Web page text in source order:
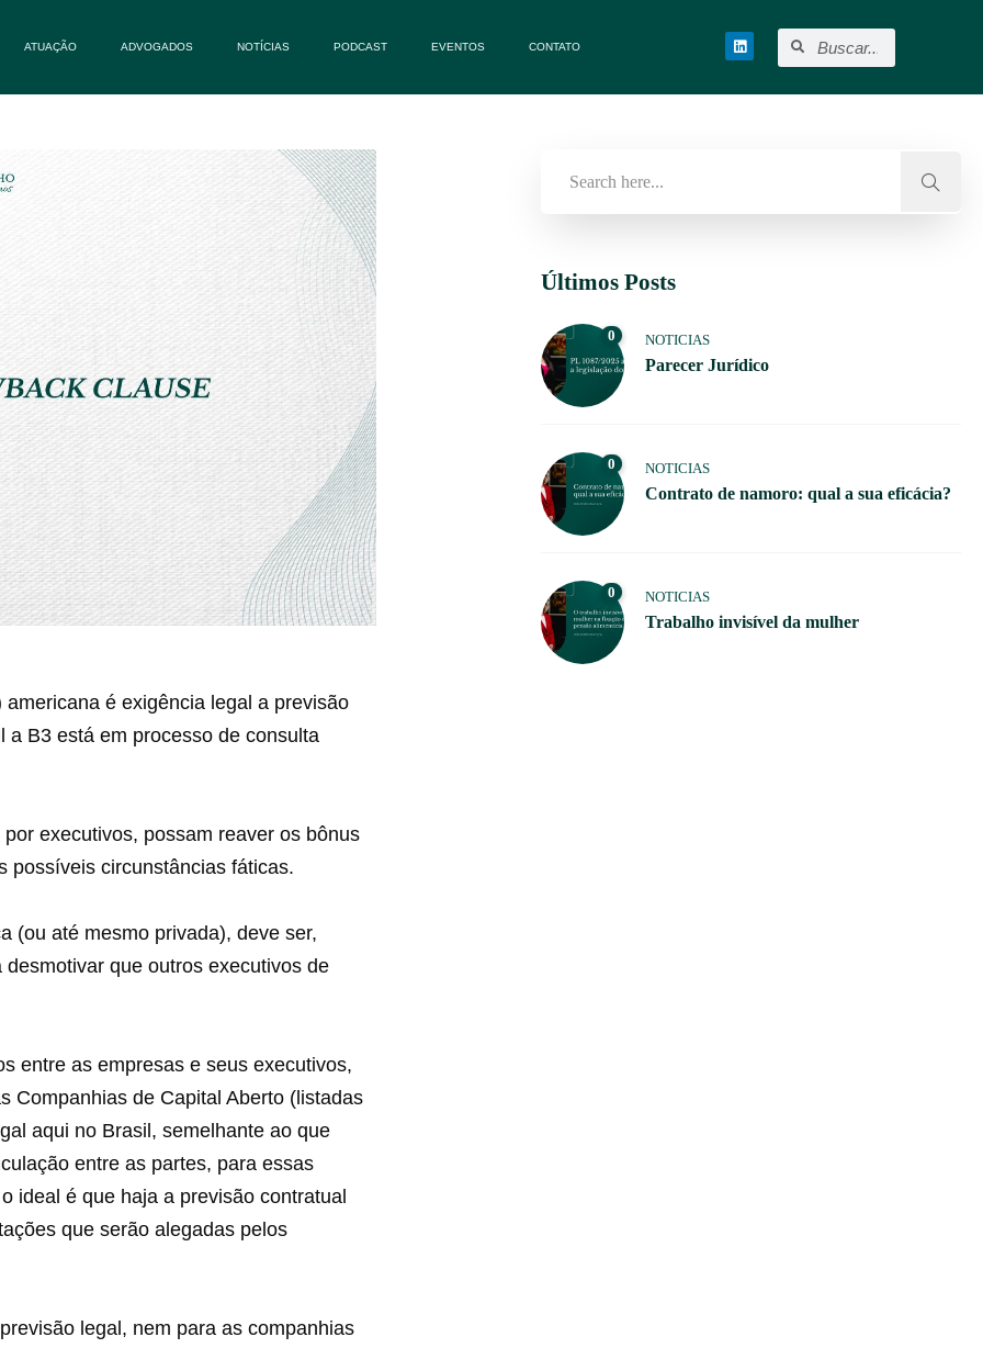
ATUAÇÃO ADVOGADOS NOTÍCIAS PODCAST EVENTOS CONTATO
americana é exigência legal a previsão
a B3 está em processo de consulta
executivos, possam reaver os bônus
possíveis circunstâncias fáticas.
(ou até mesmo privada), deve ser,
que outros executivos de
entre as empresas e seus executivos,
Companhias de Capital Aberto (listadas
aqui no Brasil, semelhante ao que
entre as partes, para essas
ideal é que haja a previsão contratual
que serão alegadas pelos
legal, nem para as companhias
Últimos Posts
0 NOTICIAS
Parecer Jurídico
0 NOTICIAS
Contrato de namoro: qual a sua eficácia?
0 NOTICIAS
Trabalho invisível da mulher